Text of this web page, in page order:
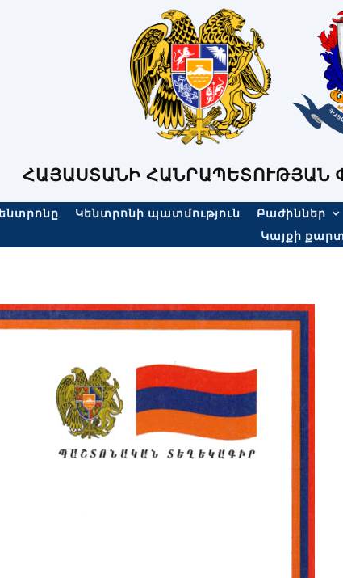
ՀԱՅԱՍՏԱՆԻ ՀԱՆՐԱՊԵՏՈՒԹՅԱՆ
Կենտրոնի պատմություն Բաժիններ
Կայքի